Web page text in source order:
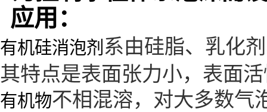
应用：
有机硅消泡剂 系由硅脂、乳化
其特点是表面张力小，表面
有机物不相混溶，对大多数气